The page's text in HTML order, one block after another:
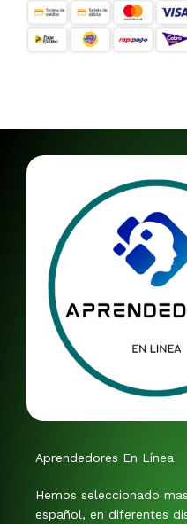
Aprendedores En Línea
Hemos seleccionado
español, en diferentes